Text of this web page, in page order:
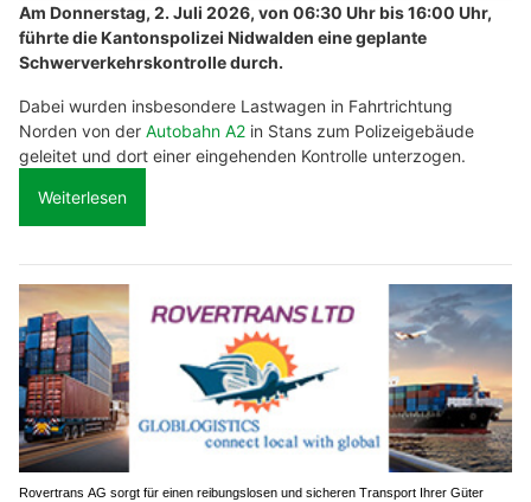
Am Donnerstag, 2. Juli 2026, von 06:30 Uhr bis 16:00 Uhr,
führte die Kantonspolizei Nidwalden eine geplante
Schwerverkehrskontrolle durch.
Dabei wurden insbesondere Lastwagen in Fahrtrichtung
Norden von der Autobahn A2 in Stans zum Polizeigebäude
geleitet und dort einer eingehenden Kontrolle unterzogen.
Weiterlesen
Rovertrans AG sorgt für einen reibungslosen und sicheren Transport Ihrer Güter